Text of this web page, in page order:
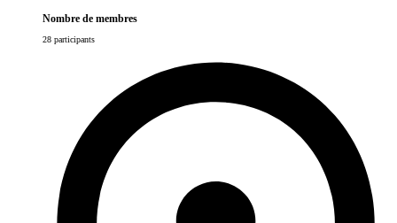
Nombre de membres
28 participants